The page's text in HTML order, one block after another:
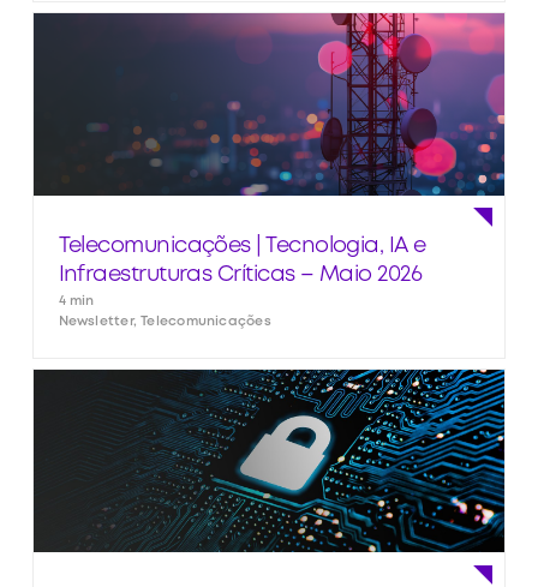
Telecomunicações | Tecnologia, IA e
Infraestruturas Críticas – Maio 2026
4 min
Newsletter, Telecomunicações